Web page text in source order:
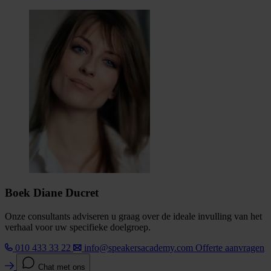
Boek Diane Ducret
Onze consultants adviseren u graag over de ideale invulling van het
verhaal voor uw specifieke doelgroep.
010 433 33 22
info@speakersacademy.com Offerte aanvragen
Chat met ons